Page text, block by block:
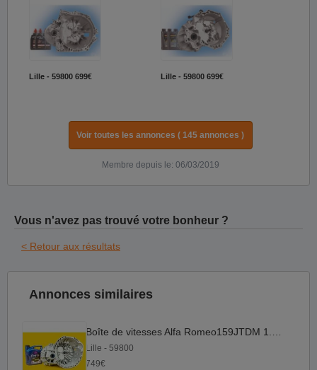
Lille - 59800 699€ Lille - 59800 699€
Voir toutes les annonces ( 145 annonces )
Membre depuis le: 06/03/2019
Vous n'avez pas trouvé votre bonheur ?
< Retour aux résultats
Annonces similaires
Lille - 59800
749€